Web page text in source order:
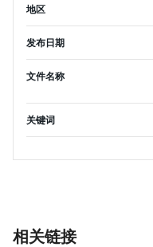
地区
发布日期
文件名称
关键词
相关链接